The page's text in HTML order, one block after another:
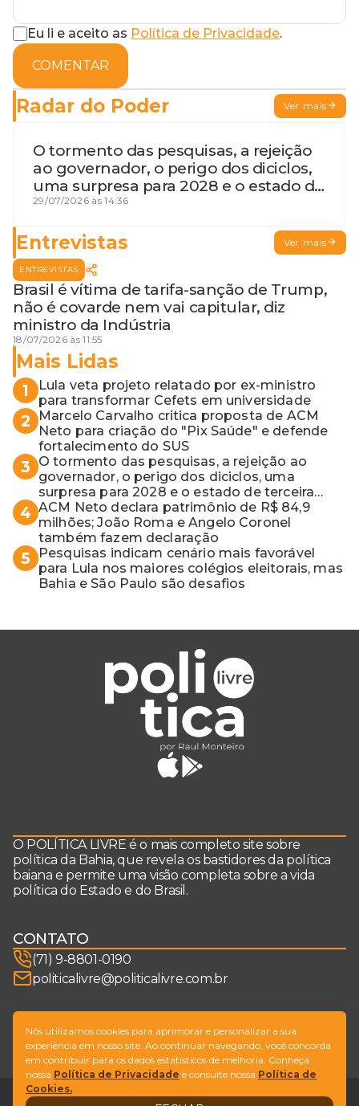
Eu li e aceito as Política de Privacidade.
COMENTAR
Radar do Poder Ver mais
O tormento das pesquisas, a rejeição
ao governador, o perigo dos diciclos,
uma surpresa para 2028 e o estado de
terceira guerra mundial
29/07/2026 às 14:36
Entrevistas Ver mais
ENTREVISTAS
Brasil é vítima de tarifa-sanção de Trump,
não é covarde nem vai capitular, diz
ministro da Indústria
18/07/2026 às 11:55
Mais Lidas
1
Lula veta projeto relatado por ex-ministro
para transformar Cefets em universidade
2
Marcelo Carvalho critica proposta de ACM
Neto para criação do "Pix Saúde" e defende
fortalecimento do SUS
3
O tormento das pesquisas, a rejeição ao
governador, o perigo dos diciclos, uma
surpresa para 2028 e o estado de terceira
guerra mundial
4 ACM Neto declara patrimônio de R$ 84,9
milhões; João Roma e Angelo Coronel
também fazem declaração
5
Pesquisas indicam cenário mais favorável
para Lula nos maiores colégios eleitorais, mas
Bahia e São Paulo são desafios
O POLÍTICA LIVRE é o mais completo site sobre
política da Bahia, que revela os bastidores da política
baiana e permite uma visão completa sobre a vida
política do Estado e do Brasil.
CONTATO
(71) 9-8801-0190
politicalivre@politicalivre.com.br
SIGA-NOS
LegalFale conosco
Nós utilizamos cookies para aprimorar e personalizar a sua
experiência em nosso site. Ao continuar navegando, você concorda
em contribuir para os dados estatísticos de melhoria. Conheça
nossa Política de Privacidade e consulte nossa Política de
Cookies.